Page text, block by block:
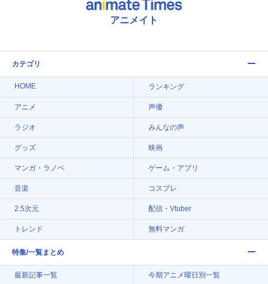
アニメイト
カテゴリ
HOME ランキング
アニメ 声優
ラジオ みんなの声
グッズ 映画
マンガ・ラノベ ゲーム・アプリ
音楽 コスプレ
2.5次元 配信・Vtuber
トレンド 無料マンガ
特集/一覧まとめ
最新記事一覧 今期アニメ曜日別一覧